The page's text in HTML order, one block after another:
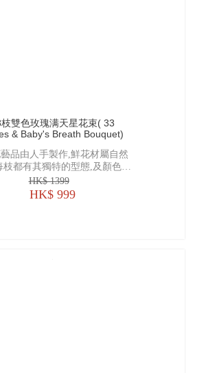
雙色玫瑰满天星花束( 33
& Baby's Breath Bouquet)
品由人手製作,鮮花材屬自然
枝都有其獨特的型態,及顏色的
花及葉亦會受季節及市場供貨
調整, 所以圖片僅作參考
HK$ 1399
HK$ 999